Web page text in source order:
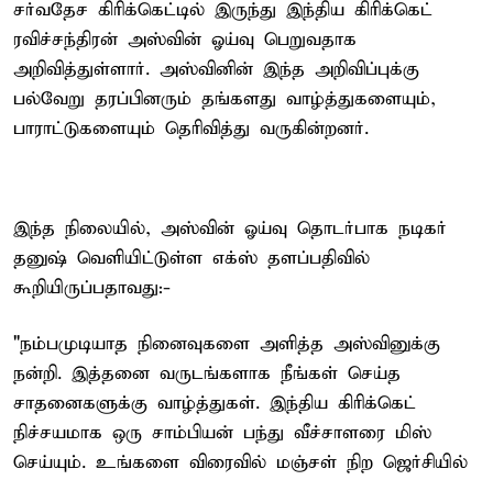
சர்வதேச கிரிக்கெட்டில் இருந்து இந்திய கிரிக்கெட்
ரவிச்சந்திரன் அஸ்வின் ஓய்வு பெறுவதாக
அறிவித்துள்ளார். அஸ்வினின் இந்த அறிவிப்புக்கு
பல்வேறு தரப்பினரும் தங்களது வாழ்த்துகளையும்,
பாராட்டுகளையும் தெரிவித்து வருகின்றனர்.
இந்த நிலையில், அஸ்வின் ஓய்வு தொடர்பாக நடிகர்
தனுஷ் வெளியிட்டுள்ள எக்ஸ் தளப்பதிவில்
கூறியிருப்பதாவது:-
"நம்பமுடியாத நினைவுகளை அளித்த அஸ்வினுக்கு
நன்றி. இத்தனை வருடங்களாக நீங்கள் செய்த
சாதனைகளுக்கு வாழ்த்துகள். இந்திய கிரிக்கெட்
நிச்சயமாக ஒரு சாம்பியன் பந்து வீச்சாளரை மிஸ்
செய்யும். உங்களை விரைவில் மஞ்சள் நிற ஜெர்சியில்